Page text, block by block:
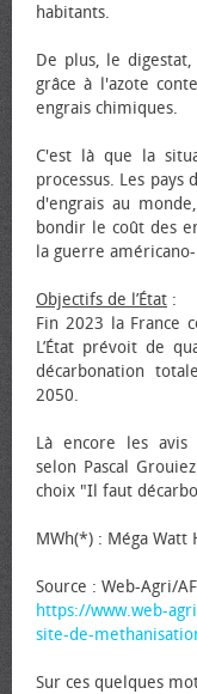
habitants.
De plus, le
grâce à l'azote
engrais chimiques.
C'est là que la
processus. Les
d'engrais au
bondir le coût des
la guerre
Objectifs de l’État :
Fin 2023 la France
L’État prévoit de
décarbonation
2050.
Là encore les avis
selon Pascal
choix "Il faut
MWh(*) : Méga Watt
Source : Web-Agri/
https://www.web-
site-de-
Sur ces quelques